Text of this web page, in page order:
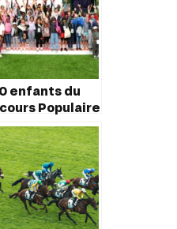
enfants du
Populaire
de
Barrière